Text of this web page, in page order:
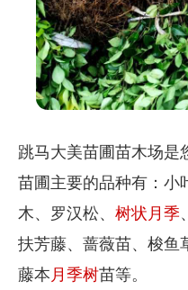
跳马大美苗圃苗木场是
苗圃主要的品种有：小
木、罗汉松、 树状月季
扶芳藤、蔷薇苗、梭鱼
藤本 月季树苗等。